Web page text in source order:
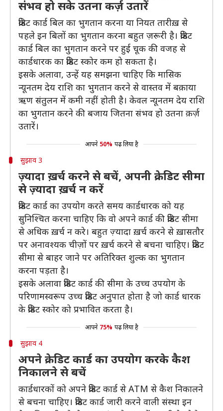
संभव हो सके उतना कर्ज़ उतारें
क्रेडिट कार्ड बिल का भुगतान करना या नियत तारीख़ से
पहले इन बिलों का भुगतान करना बहुत ज़रूरी है। क्रेडिट
कार्ड बिल का भुगतान करने पर हुई चूक की वजह से
कार्डधारक का क्रेडिट स्कोर कम हो सकता है।
इसके अलावा, उन्हें यह समझना चाहिए कि मासिक
न्यूनतम देय राशि का भुगतान करने से वास्तव में बक़ाया
ऋण संतुलन में कमी नहीं होती है। केवल न्यूनतम देय राशि
का भुगतान करने की बजाय जितना संभव हो उतना क़र्ज़
उतारें।
आपने 50% पढ़ लिया है
सुझाव 3
ज़्यादा ख़र्च करने से बचें, अपनी क्रेडिट सीमा
से ज़्यादा ख़र्च न करें
क्रेडिट कार्ड का उपयोग करते समय कार्डधारक को यह
सुनिश्चित करना चाहिए कि वो अपने कार्ड की क्रेडिट सीमा
से अधिक ख़र्च न करे। बहुत ज़्यादा ख़र्च करने से ख़ासतौर
पर अनावश्यक चीज़ों पर ख़र्च करने से बचना चाहिए। क्रेडिट
सीमा से बाहर जाने पर अतिरिक्त शुल्क का भुगतान
करना पड़ता है।
इसके अलावा क्रेडिट कार्ड की सीमा के उच्च उपयोग के
परिणामस्वरूप उच्च क्रेडिट अनुपात होता है जो कार्ड धारक
के क्रेडिट स्कोर को प्रभावित करता है।
आपने 75% पढ़ लिया है
सुझाव 4
अपने क्रेडिट कार्ड का उपयोग करके कैश
निकालने से बचें
कार्डधारकों को अपने क्रेडिट कार्ड से ATM से कैश निकालने
से बचना चाहिए। क्रेडिट कार्ड जारी करने वाली संस्था इन